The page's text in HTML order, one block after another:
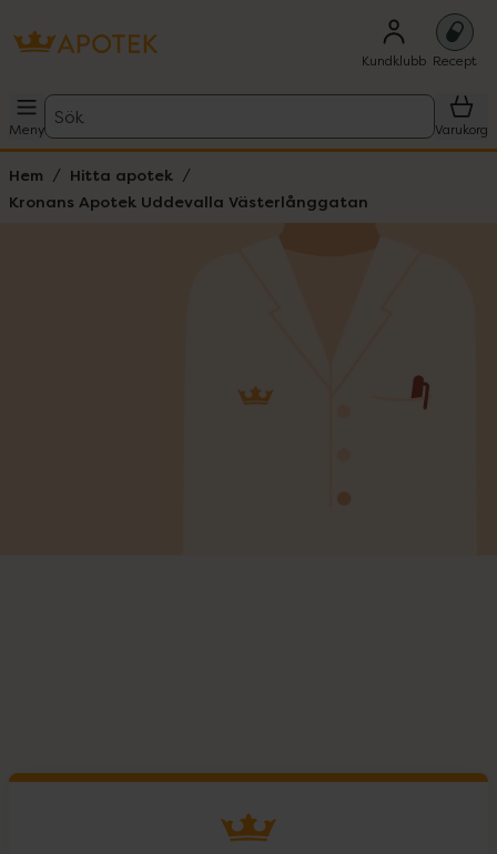
Kundklubb Recept
Meny
Sök
Varukorg
Hem
Hitta apotek
Kronans Apotek Uddevalla Västerlånggatan